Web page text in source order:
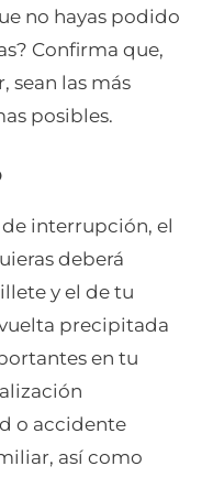
no hayas podido
Confirma que,
sean las más
posibles.
interrupción, el
deberá
y el de tu
precipitada
en tu
o accidente
así como